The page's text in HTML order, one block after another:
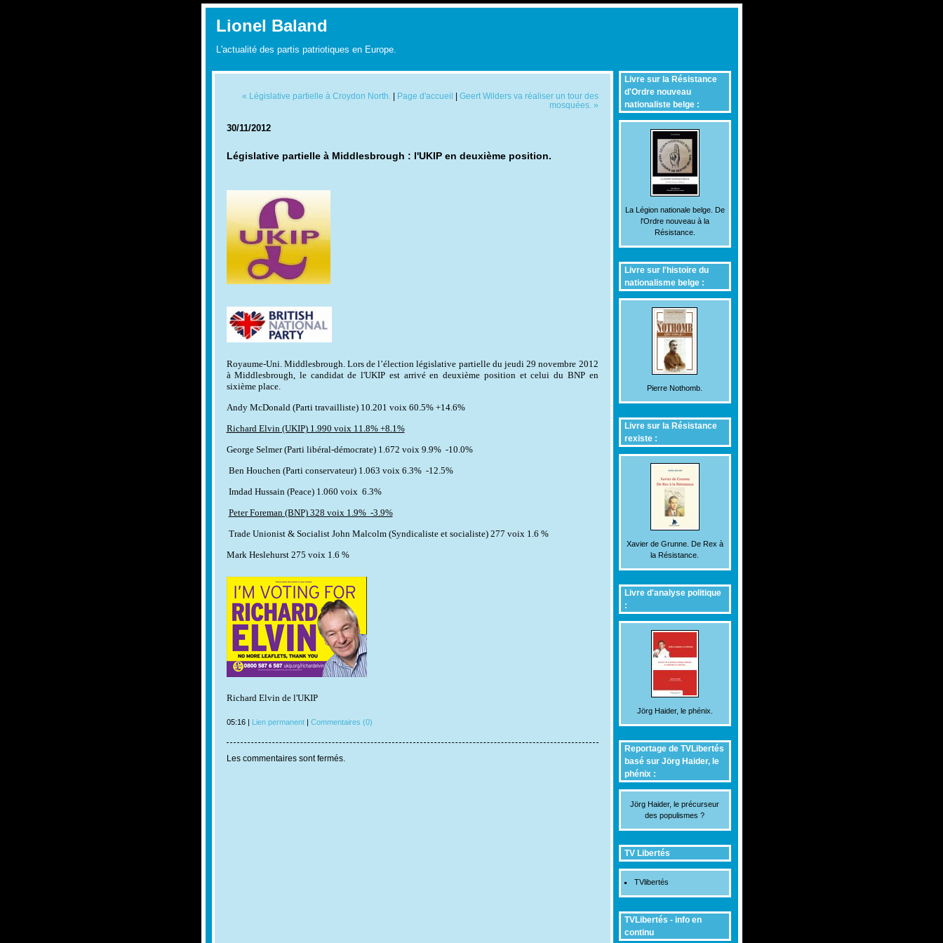
Lionel Baland
L'actualité des partis patriotiques en Europe.
Livre sur la Résistance
d'Ordre nouveau
nationaliste belge :
La Légion nationale belge. De
l'Ordre nouveau à la
Résistance.
Livre sur l'histoire du
nationalisme belge :
Pierre Nothomb.
Livre sur la Résistance
rexiste :
Xavier de Grunne. De Rex à
la Résistance.
Livre d'analyse politique
:
Jörg Haider, le phénix.
Reportage de TVLibertés
basé sur Jörg Haider, le
phénix :
Jörg Haider, le précurseur
des populismes ?
TV Libertés
TVlibertés
TVLibertés - info en
continu
« Législative partielle à Croydon North. | Page d'accueil | Geert Wilders va réaliser un tour des
mosquées. »
30/11/2012
Législative partielle à Middlesbrough : l'UKIP en deuxième position.
Royaume-Uni. Middlesbrough. Lors de l’élection législative partielle du jeudi 29 novembre 2012
à Middlesbrough, le candidat de l'UKIP est arrivé en deuxième position et celui du BNP en
sixième place.
Andy McDonald (Parti travailliste) 10.201 voix 60.5% +14.6%
Richard Elvin (UKIP) 1.990 voix 11.8% +8.1%
George Selmer (Parti libéral-démocrate) 1.672 voix 9.9% -10.0%
Ben Houchen (Parti conservateur) 1.063 voix 6.3% -12.5%
Imdad Hussain (Peace) 1.060 voix 6.3%
Peter Foreman (BNP) 328 voix 1.9% -3.9%
Trade Unionist & Socialist John Malcolm (Syndicaliste et socialiste) 277 voix 1.6 %
Mark Heslehurst 275 voix 1.6 %
Richard Elvin de l'UKIP
05:16 | Lien permanent| Commentaires (0)
Les commentaires sont fermés.